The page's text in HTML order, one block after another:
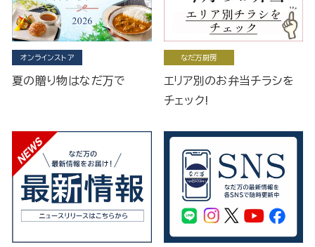
オンラインストア
夏の贈り物はなだ万で
なだ万厨房
エリア別のお弁当チラシを
チェック!